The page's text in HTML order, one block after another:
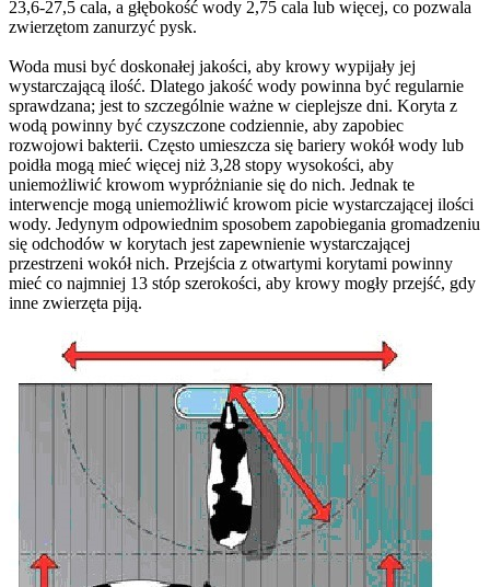
23,6-27,5 cala, a głębokość wody 2,75 cala lub więcej, co pozwala
zwierzętom zanurzyć pysk.
Woda musi być doskonałej jakości, aby krowy wypijały jej
wystarczającą ilość. Dlatego jakość wody powinna być regularnie
sprawdzana; jest to szczególnie ważne w cieplejsze dni. Koryta z
wodą powinny być czyszczone codziennie, aby zapobiec
rozwojowi bakterii. Często umieszcza się bariery wokół wody lub
poidła mogą mieć więcej niż 3,28 stopy wysokości, aby
uniemożliwić krowom wypróżnianie się do nich. Jednak te
interwencje mogą uniemożliwić krowom picie wystarczającej ilości
wody. Jedynym odpowiednim sposobem zapobiegania gromadzeniu
się odchodów w korytach jest zapewnienie wystarczającej
przestrzeni wokół nich. Przejścia z otwartymi korytami powinny
mieć co najmniej 13 stóp szerokości, aby krowy mogły przejść, gdy
inne zwierzęta piją.